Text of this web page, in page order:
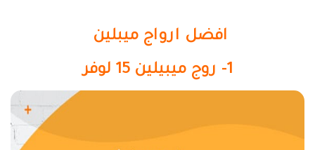
افضل ارواج ميبلين
1- روج ميبيلين 15 لوفر